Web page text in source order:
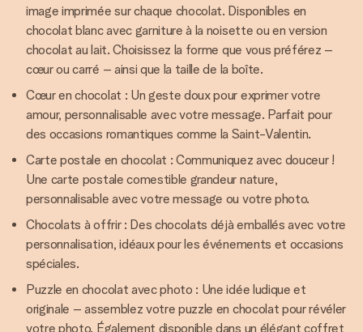
image imprimée sur chaque chocolat. Disponibles en
chocolat blanc avec garniture à la noisette ou en version
chocolat au lait. Choisissez la forme que vous préférez –
cœur ou carré – ainsi que la taille de la boîte.
Cœur en chocolat : Un geste doux pour exprimer votre
amour, personnalisable avec votre message. Parfait pour
des occasions romantiques comme la Saint-Valentin.
Carte postale en chocolat : Communiquez avec douceur !
Une carte postale comestible grandeur nature,
personnalisable avec votre message ou votre photo.
Chocolats à offrir : Des chocolats déjà emballés avec votre
personnalisation, idéaux pour les événements et occasions
spéciales.
Puzzle en chocolat avec photo : Une idée ludique et
originale – assemblez votre puzzle en chocolat pour révéler
votre photo. Également disponible dans un élégant coffret